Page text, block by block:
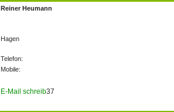
Reiner Heumann
Hagen
Telefon:
Mobile:
E-Mail schreib37